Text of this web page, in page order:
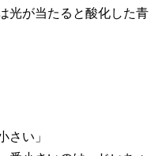
光が当たると酸化した青
さい」